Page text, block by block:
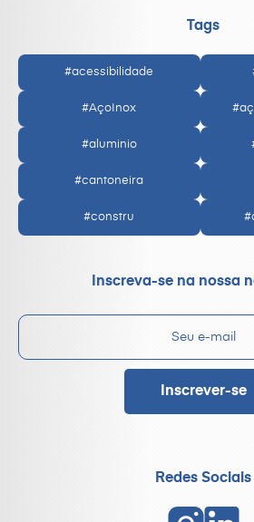
Tags
#acessibilidade
#AçoInox
#aluminio
#cantoneira
#constru
Inscreva-se na nossa
Redes Sociais